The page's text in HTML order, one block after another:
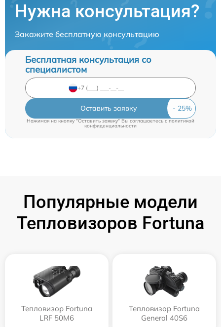
Нужна консультация?
Закажите бесплатную консультацию
Бесплатная консультация со
специалистом
Оставить заявку
Нажимая на кнопку "Оставить заявку" Вы соглашаетесь cполитикой
конфиденциальности
Популярные модели
Тепловизоров Fortuna
Тепловизор Fortuna
LRF 50M6
Тепловизор Fortuna
General 40S6